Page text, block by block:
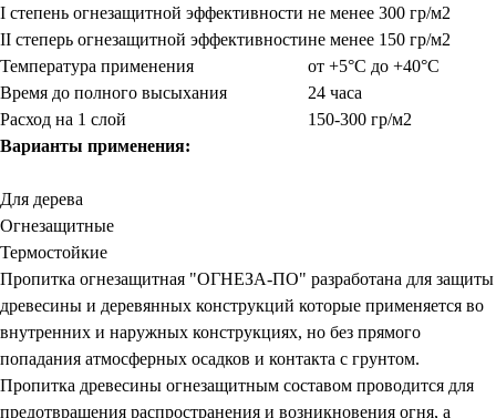
I степень огнезащитной эффективности не менее 300 гр/м2
II степерь огнезащитной эффективностине менее 150 гр/м2
Температура применения
от +5°С до +40°С
Время до полного высыхания
24 часа
Расход на 1 слой
150-300 гр/м2
Варианты применения:
Для дерева
Огнезащитные
Термостойкие
Пропитка огнезащитная "ОГНЕЗА-ПО" разработана для защиты
древесины и деревянных конструкций которые применяется во
внутренних и наружных конструкциях, но без прямого
попадания атмосферных осадков и контакта с грунтом.
Пропитка древесины огнезащитным составом проводится для
предотвращения распространения и возникновения огня, а